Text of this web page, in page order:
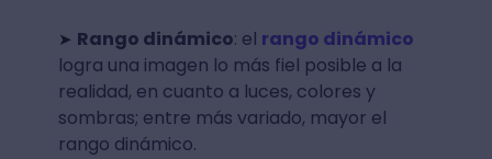
➤ Rango dinámico: el rango dinámico
logra una imagen lo más fiel posible a la
realidad, en cuanto a luces, colores y
sombras; entre más variado, mayor el
rango dinámico.